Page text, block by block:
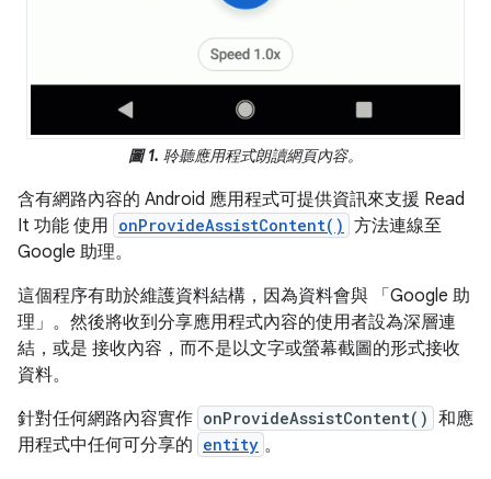
圖 1. 聆聽應用程式朗讀網頁內容。
含有網路內容的 Android 應用程式可提供資訊來支援 Read
It 功能 使用 onProvideAssistContent() 方法連線至
Google 助理。
這個程序有助於維護資料結構，因為資料會與 「Google 助
理」。然後將收到分享應用程式內容的使用者設為深層連
結，或是 接收內容，而不是以文字或螢幕截圖的形式接收
資料。
針對任何網路內容實作 onProvideAssistContent() 和應
用程式中任何可分享的 entity 。